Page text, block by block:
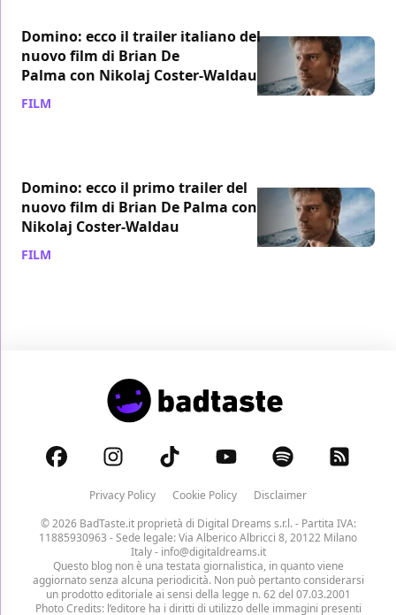
Domino: ecco il trailer italiano del
nuovo film di Brian De
Palma con Nikolaj Coster-Waldau
FILM
Domino: ecco il primo trailer del
nuovo film di Brian De Palma con
Nikolaj Coster-Waldau
FILM
Privacy Policy Cookie Policy
Disclaimer
© 2026 BadTaste.it proprietà di Digital Dreams s.r.l.- Partita IVA:
11885930963 - Sede legale: Via Alberico Albricci 8, 20122 Milano
Italy - info@digitaldreams.it
Questo blog non è una testata giornalistica, in quanto viene
aggiornato senza alcuna periodicità. Non può pertanto considerarsi
un prodotto editoriale ai sensi della legge n. 62 del 07.03.2001
Photo Credits: l’editore ha i diritti di utilizzo delle immagini presenti